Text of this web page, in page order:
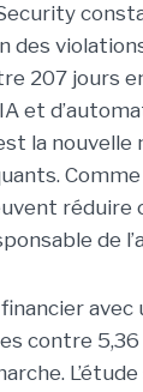
des
207 jours
et
la
réduire
de
contre